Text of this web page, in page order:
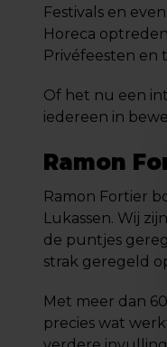
Festivals en
Horeca
Privéfeesten en
Of het nu een
iedereen in
Ramon
Ramon Fortier
Lukassen. Wij
de puntjes
strak geregeld
Met meer dan
precies wat